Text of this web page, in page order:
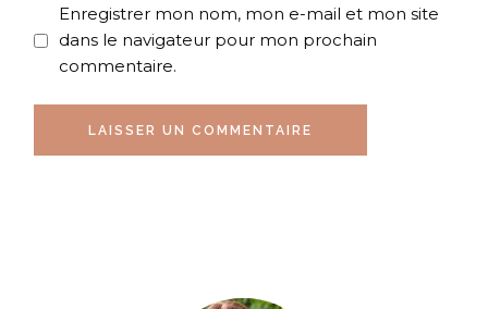
Enregistrer mon nom, mon e-mail et mon site
dans le navigateur pour mon prochain
commentaire.
LAISSER UN COMMENTAIRE